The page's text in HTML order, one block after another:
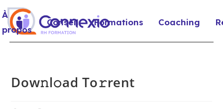
À
propos
Conseil Formations Coaching
Dow𝚗l𝚘ad To𝚛rent